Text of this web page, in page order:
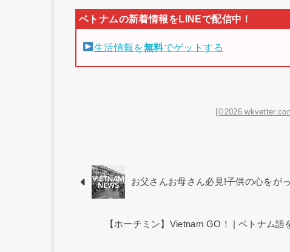
生活情報を無料でゲットする
[©2026
お父さんお母さん必見!子供の心をが
【ホーチミン】Vietnam GO！ | ベトナム